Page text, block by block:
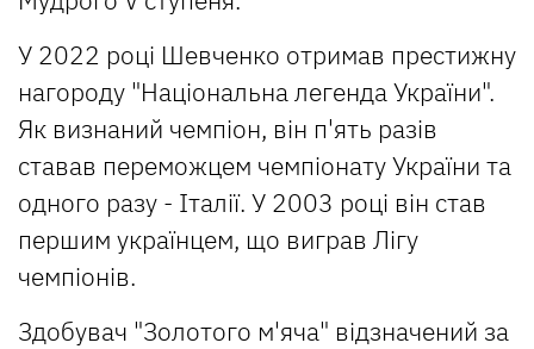
У 2022 році Шевченко отримав престижну
нагороду "Національна легенда України".
Як визнаний чемпіон, він п'ять разів
ставав переможцем чемпіонату України та
одного разу - Італії. У 2003 році він став
першим українцем, що виграв Лігу
чемпіонів.
Здобувач "Золотого м'яча" відзначений за